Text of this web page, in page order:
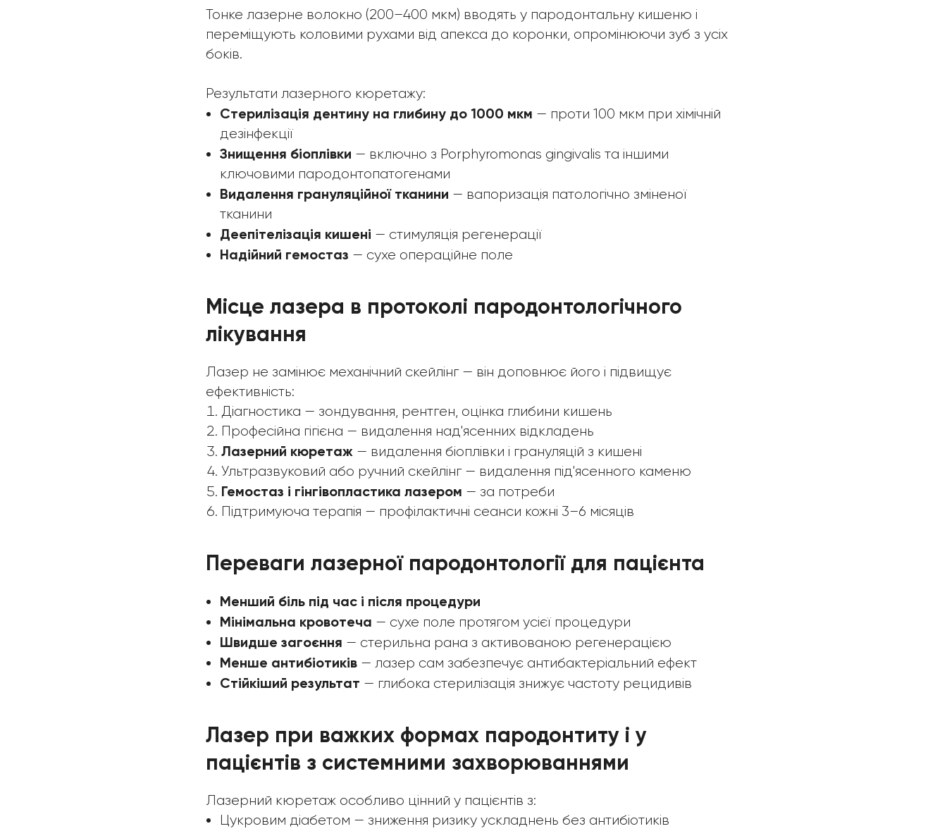
Тонке лазерне волокно (200–400 мкм) вводять у пародонтальну кишеню і
переміщують коловими рухами від апекса до коронки, опромінюючи зуб з усіх
боків.
Результати лазерного кюретажу:
Стерилізація дентину на глибину до 1000 мкм — проти 100 мкм при хімічній
дезінфекції
Знищення біоплівки — включно з Porphyromonas gingivalis та іншими
ключовими пародонтопатогенами
Видалення грануляційної тканини — вапоризація патологічно зміненої
тканини
Деепітелізація кишені — стимуляція регенерації
Надійний гемостаз — сухе операційне поле
Місце лазера в протоколі пародонтологічного
лікування
Лазер не замінює механічний скейлінг — він доповнює його і підвищує
ефективність:
Діагностика — зондування, рентген, оцінка глибини кишень
Професійна гігієна — видалення над'ясенних відкладень
Лазерний кюретаж — видалення біоплівки і грануляцій з кишені
Ультразвуковий або ручний скейлінг — видалення під'ясенного каменю
Гемостаз і гінгівопластика лазером — за потреби
Підтримуюча терапія — профілактичні сеанси кожні 3–6 місяців
Переваги лазерної пародонтології для пацієнта
Менший біль під час і після процедури
Мінімальна кровотеча — сухе поле протягом усієї процедури
Швидше загоєння — стерильна рана з активованою регенерацією
Менше антибіотиків — лазер сам забезпечує антибактеріальний ефект
Стійкіший результат — глибока стерилізація знижує частоту рецидивів
Лазер при важких формах пародонтиту і у
пацієнтів з системними захворюваннями
Лазерний кюретаж особливо цінний у пацієнтів з:
Цукровим діабетом — зниження ризику ускладнень без антибіотиків